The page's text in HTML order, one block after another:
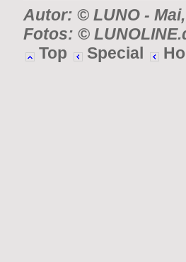
Autor: © LUNO-
Fotos: ©
Top
Special